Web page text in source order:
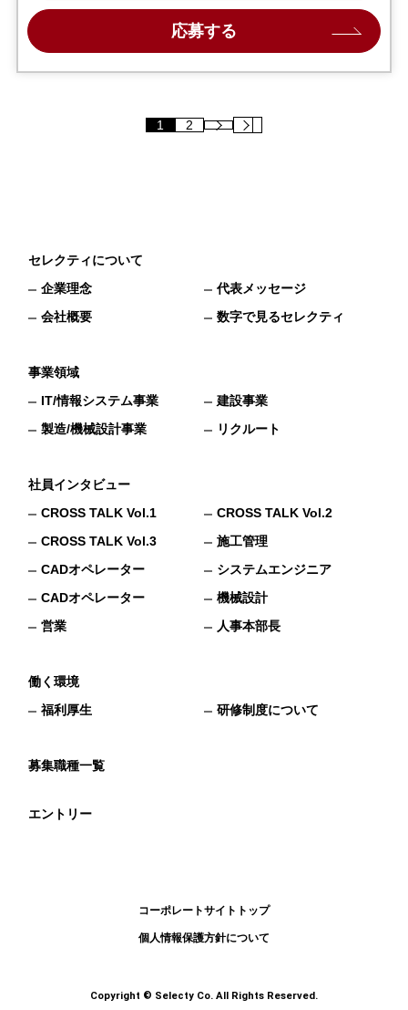
応募する
1 2
セレクティについて
企業理念
代表メッセージ
会社概要
数字で見るセレクティ
事業領域
IT/情報システム事業
建設事業
製造/機械設計事業
リクルート
社員インタビュー
CROSS TALK Vol.1
CROSS TALK Vol.2
CROSS TALK Vol.3
施工管理
CADオペレーター
システムエンジニア
CADオペレーター
機械設計
営業
人事本部長
働く環境
福利厚生
研修制度について
募集職種一覧
エントリー
コーポレートサイトトップ
個人情報保護方針について
Copyright © Selecty Co. All Rights Reserved.